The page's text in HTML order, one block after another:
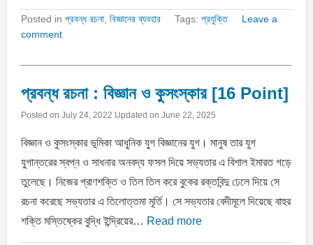
Posted in প্রবন্ধ রচনা বিজ্ঞানের ব্যবহার Tags: প্রযুক্তি
Leave a
comment
প্রবন্ধ রচনা : বিজ্ঞান ও কুসংস্কার [16 Point]
Posted on July 24, 2022 Updated on June 22, 2025
বিজ্ঞান ও কুসংস্কার ভূমিকা আধুনিক যুগ বিজ্ঞানের যুগ। মানুষ তার যুগ
যুগান্তরের স্বপ্ন ও সাধনার অনবদ্য ফসল দিয়ে সভ্যতার এ বিশাল ইমারত গড়ে
তুলেছে। নিজের প্রাণশক্তি ও তিল তিল করে বুকের রক্তবিন্দু ঢেলে দিয়ে সে
রচনা করেছে সভ্যতার এ তিলোত্তমা মূর্তি। সে সভ্যতার বেদীমূলে দিয়েছে বাহুর
শক্তি মস্তিষ্কের বুদ্ধি ইন্দ্রিয়ের… Read more